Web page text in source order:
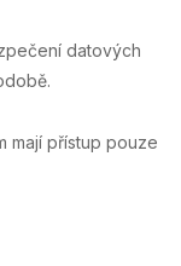
datových
mají přístup pouze